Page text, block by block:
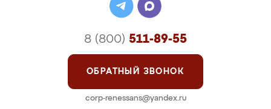
8 (800) 511-89-55
ОБРАТНЫЙ ЗВОНОК
corp-renessans@yandex.ru